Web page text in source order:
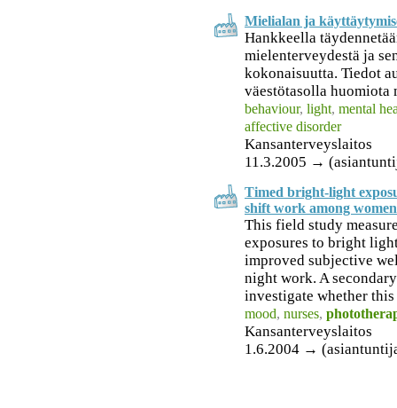
Mielialan ja
Hankkeella
mielenterveydestä ja
kokonaisuutta. Tiedot
väestötasolla huomiota
behaviour, light, mental
affective disorder
Kansanterveyslaitos
11.3.2005 →
Timed bright-light
shift work among women
This field study
exposures to bright
improved subjective
night work. A
investigate whether
mood, nurses,
Kansanterveyslaitos
1.6.2004 →